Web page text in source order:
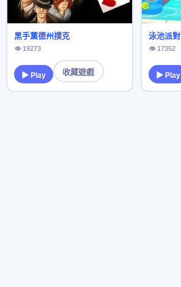
黑手黨德州撲克
👁 19273
▶ Play 收藏遊戲
泳池派對
👁 17352
▶ Play